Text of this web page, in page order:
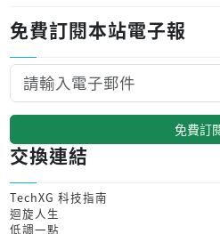
免費訂閱本站電子報
免費訂
交換連結
TechXG 科技指南
迴旋人生
低調一點